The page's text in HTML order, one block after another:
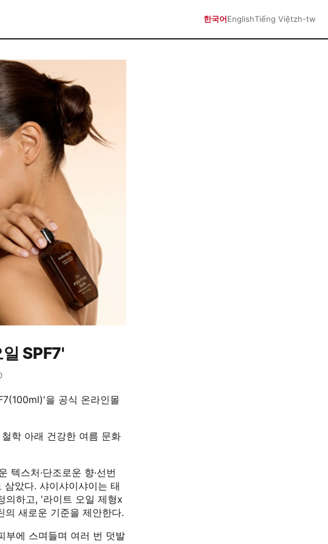
한국어EnglishTiếng Việtzh-tw
SPF7'
을 공식 온라인몰
학 아래 건강한 여름 문화
텍스처·단조로운 향·선번
았다. 샤이샤이샤이는 태
의하고, '라이트 오일 제형x
의 새로운 기준을 제안한다.
부에 스며들며 여러 번 덧발